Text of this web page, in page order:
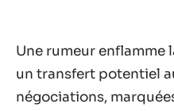
Une rumeur enflamme
un transfert potentiel
négociations,